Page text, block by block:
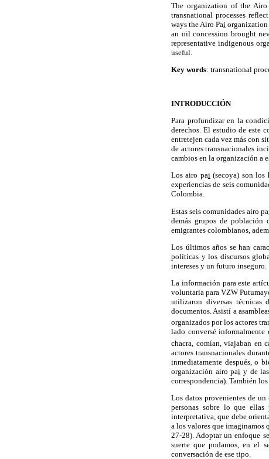
The organization of the Airo
transnational processes
ways the Airo Pai organization
an oil concession brought
representative indigenous
useful.
Key words: transnational
INTRODUCCIÓN
Para profundizar en la
derechos. El estudio de este
entretejen cada vez más con
de actores transnacionales
cambios en la organización a
Los airo pai(secoya) son los
experiencias de seis
Colombia.
Estas seis comunidades airo pa
demás grupos de
emigrantes colombianos,
Los últimos años se han
políticas y los discursos
intereses y un futuro inseguro.
La información para este
voluntaria para VZW
utilizaron diversas técnicas
documentos. Asistí a
organizados por los actores
lado conversé informalmente
chacra, comían, viajaban en
actores transnacionales
inmediatamente después, o
organización airo pai y de
correspondencia). También
Los datos provenientes de
personas sobre lo que
interpretativa, que debe
a los valores que imaginamos
27-28). Adoptar un enfoque
suerte que podamos, en el
conversación de ese tipo.